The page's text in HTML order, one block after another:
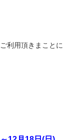
利用頂きまことに